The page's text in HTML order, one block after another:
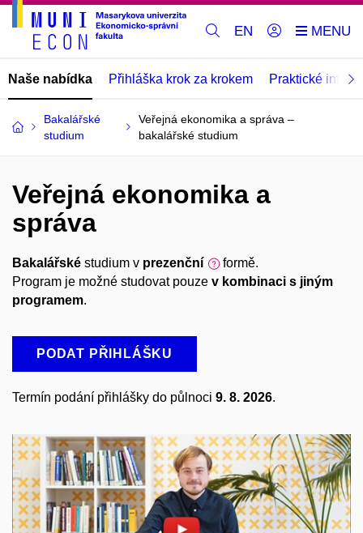
EN
Naše nabídka Přihláška krok za krokem Praktické
Bakalářské
studium
Veřejná ekonomika a správa –
bakalářské studium
Veřejná ekonomika a
správa
Bakalářské studium v prezenční
formě.
Program je možné studovat pouze v kombinaci s jiným
programem.
PODAT PŘIHLÁŠKU
Termín podání přihlášky do půlnoci 9. 8. 2026.
Povolit cookies a přehrát